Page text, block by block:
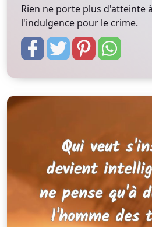
Rien ne porte plus d'atteinte
l'indulgence pour le crime.